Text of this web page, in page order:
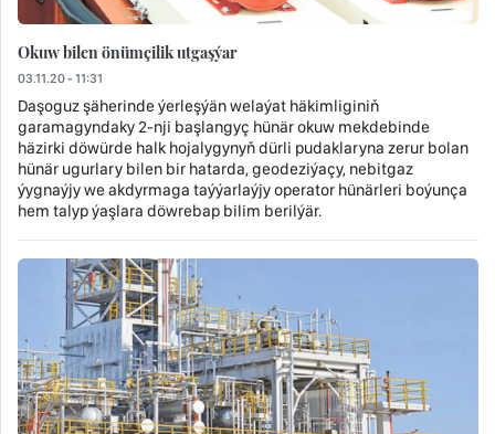
Okuw bilen önümçilik utgaşýar
03.11.20 - 11:31
Daşoguz şäherinde ýerleşýän welaýat häkimliginiň
garamagyndaky 2-nji başlangyç hünär okuw mekdebinde
häzirki döwürde halk hojalygynyň dürli pudaklaryna zerur bolan
hünär ugurlary bilen bir hatarda, geodeziýaçy, nebitgaz
ýygnaýjy we akdyrmaga taýýarlaýjy operator hünärleri boýunça
hem talyp ýaşlara döwrebap bilim berilýär.